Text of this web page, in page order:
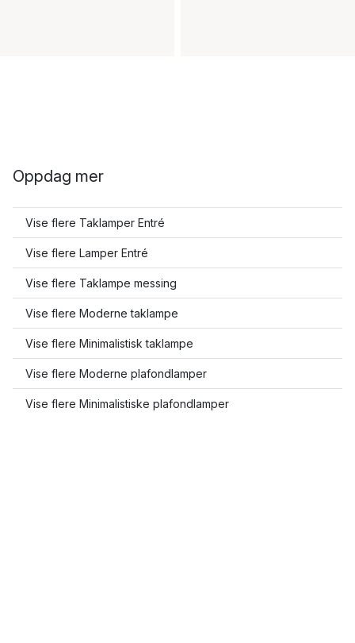
Oppdag mer
Vise flere Taklamper Entré
Vise flere Lamper Entré
Vise flere Taklampe messing
Vise flere Moderne taklampe
Vise flere Minimalistisk taklampe
Vise flere Moderne plafondlamper
Vise flere Minimalistiske plafondlamper